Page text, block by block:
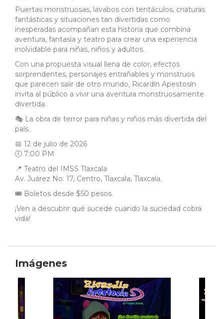
Puertas monstruosas, lavabos con tentáculos, criaturas
fantásticas y situaciones tan divertidas como
inesperadas acompañan esta historia que combina
aventura, fantasía y teatro para crear una experiencia
inolvidable para niñas, niños y adultos.
Con una propuesta visual llena de color, efectos
sorprendentes, personajes entrañables y monstruos
que parecen salir de otro mundo, Ricardín Apestosín
invita al público a vivir una aventura monstruosamente
divertida.
🎭 La obra de terror para niñas y niños más divertida del
país.
📅 12 de julio de 2026
🕖 7:00 PM
📍 Teatro del IMSS Tlaxcala
Av. Juárez No. 17, Centro, Tlaxcala, Tlaxcala.
🎟️ Boletos desde $50 pesos.
¡Ven a descubrir qué sucede cuando la suciedad cobra
vida!
Imágenes